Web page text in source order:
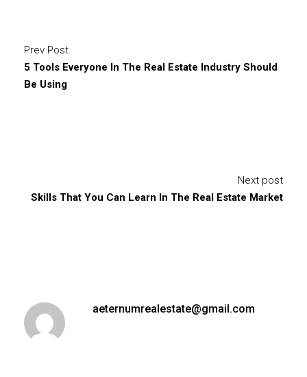
Prev Post
5 Tools Everyone In The Real Estate Industry Should
Be Using
Next post
Skills That You Can Learn In The Real Estate Market
aeternumrealestate@gmail.com